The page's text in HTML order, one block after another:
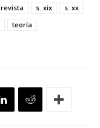
revista s. xix
s. xx
teoría